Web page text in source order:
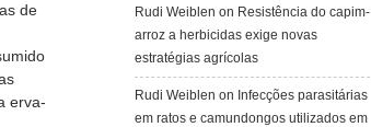
de
erva-
Rudi Weiblen on Resistência do capim-
arroz a herbicidas exige novas
estratégias agrícolas
Rudi Weiblen on Infecções parasitárias
em ratos e camundongos utilizados em